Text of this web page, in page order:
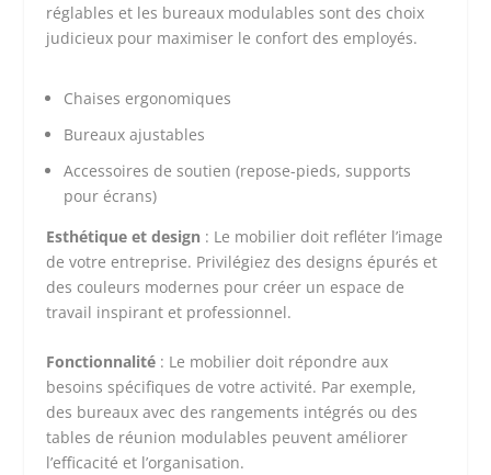
réglables et les bureaux modulables sont des choix
judicieux pour maximiser le confort des employés.
Chaises ergonomiques
Bureaux ajustables
Accessoires de soutien (repose-pieds, supports
pour écrans)
Esthétique et design : Le mobilier doit refléter l’image
de votre entreprise. Privilégiez des designs épurés et
des couleurs modernes pour créer un espace de
travail inspirant et professionnel.
Fonctionnalité : Le mobilier doit répondre aux
besoins spécifiques de votre activité. Par exemple,
des bureaux avec des rangements intégrés ou des
tables de réunion modulables peuvent améliorer
l’efficacité et l’organisation.